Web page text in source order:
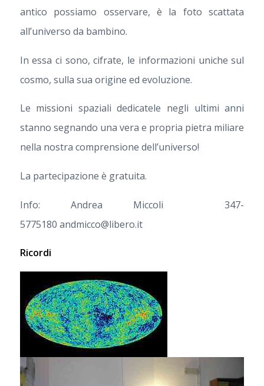
antico possiamo osservare, è la foto scattata
all’universo da bambino.
In essa ci sono, cifrate, le informazioni uniche sul
cosmo, sulla sua origine ed evoluzione.
Le missioni spaziali dedicatele negli ultimi anni
stanno segnando una vera e propria pietra miliare
nella nostra comprensione dell’universo!
La partecipazione è gratuita.
Info: Andrea Miccoli 347-
5775180 andmicco@libero.it
Ricordi